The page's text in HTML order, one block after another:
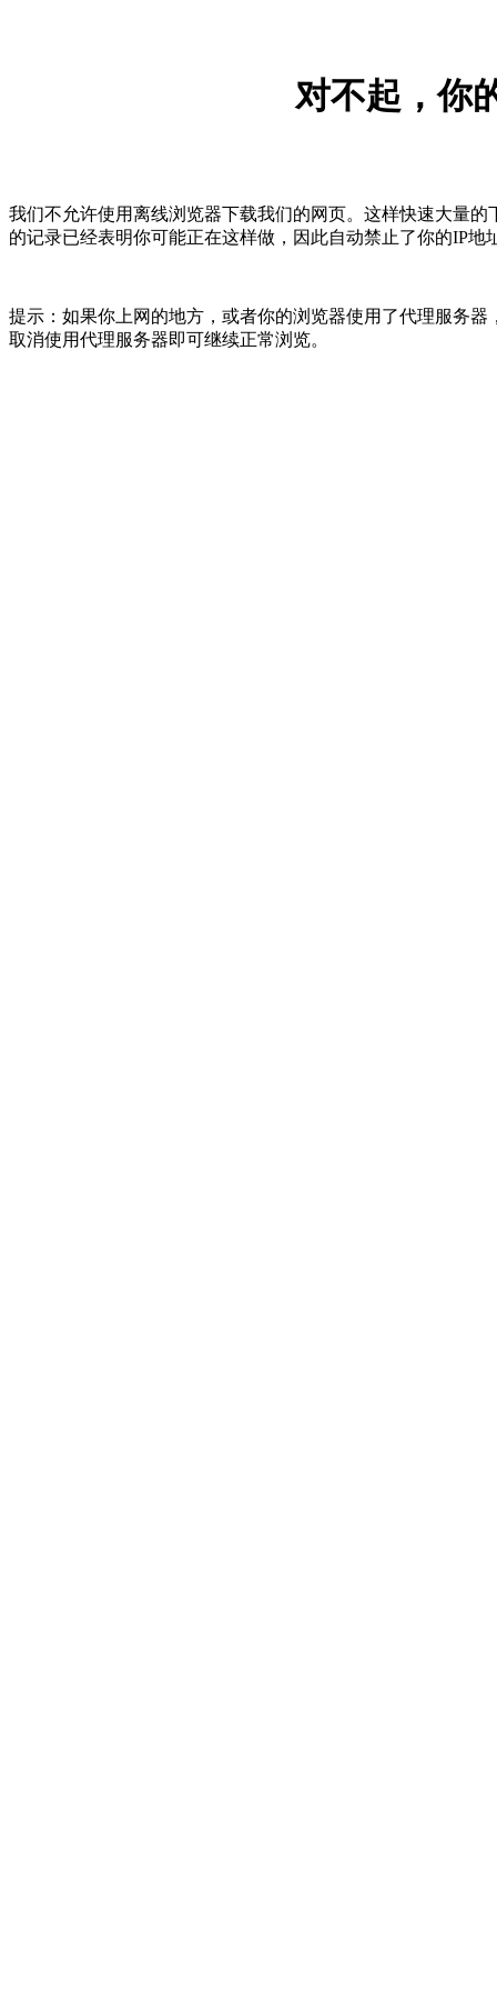
对不起，你
我们不允许使用离线浏览器下载我们的网页。这样快速大量
的记录已经表明你可能正在这样做，因此自动禁止了你的IP
提示：如果你上网的地方，或者你的浏览器使用了代理服务
取消使用代理服务器即可继续正常浏览。